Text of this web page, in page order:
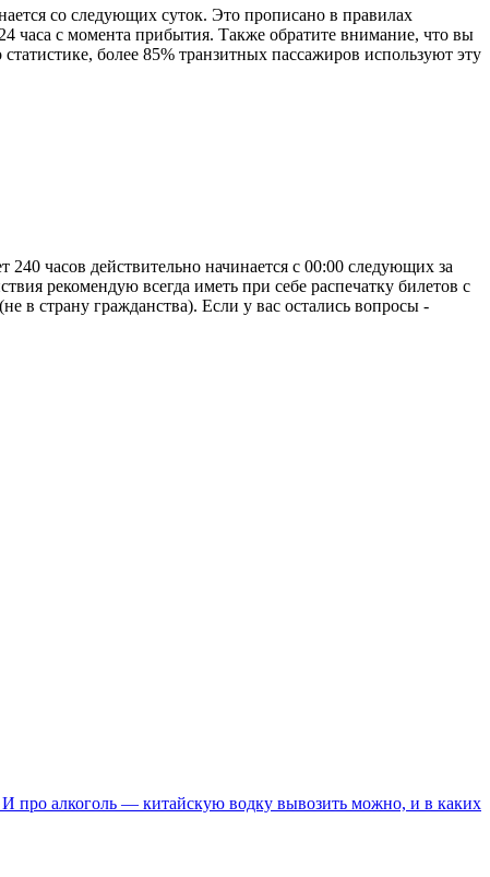
со следующих суток. Это прописано в правилах
часа с момента прибытия. Также обратите внимание, что вы
более 85% транзитных пассажиров используют эту
часов действительно начинается с 00:00 следующих за
рекомендую всегда иметь при себе распечатку билетов с
в страну гражданства). Если у вас остались вопросы -
И про алкоголь — китайскую водку вывозить можно, и в каких